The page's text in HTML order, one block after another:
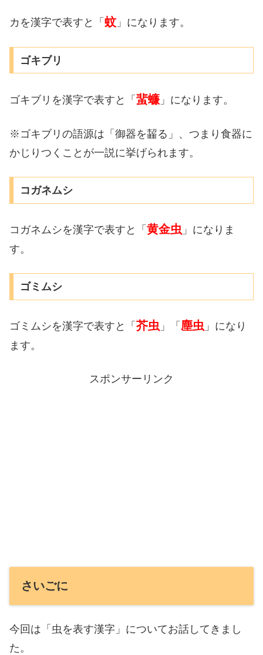
カを漢字で表すと「 蚊」になります。
ゴキブリ
ゴキブリを漢字で表すと「 蜚蠊」になります。
※ゴキブリの語源は「御器を齧る」、つまり食器に
かじりつくことが一説に挙げられます。
コガネムシ
コガネムシを漢字で表すと「 黄金虫 」になりま
す。
ゴミムシ
ゴミムシを漢字で表すと「 芥虫 」「 塵虫 」になり
ます。
スポンサーリンク
さいごに
今回は「虫を表す漢字」についてお話してきまし
た。